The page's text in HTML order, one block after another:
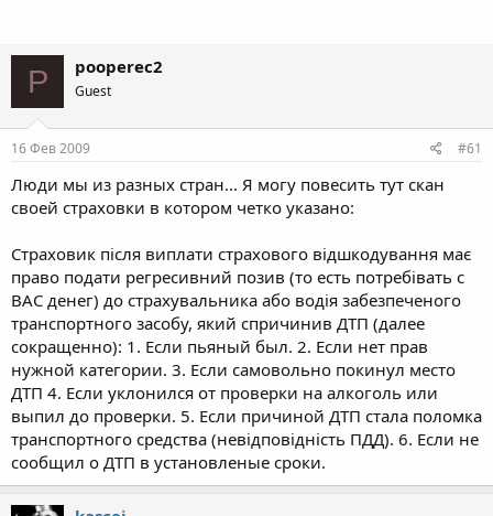
P pooperec2
Guest
16 Фев 2009 #61
Люди мы из разных стран... Я могу повесить тут скан
своей страховки в котором четко указано:
Страховик після виплати страхового відшкодування має
право подати регресивний позив (то есть потребівать с
ВАС денег) до страхувальника або водія забезпеченого
транспортного засобу, який спричинив ДТП (далее
сокращенно): 1. Если пьяный был. 2. Если нет прав
нужной категории. 3. Если самовольно покинул место
ДТП 4. Если уклонился от проверки на алкоголь или
выпил до проверки. 5. Если причиной ДТП стала поломка
транспортного средства (невідповідність ПДД). 6. Если не
сообщил о ДТП в установленые сроки.